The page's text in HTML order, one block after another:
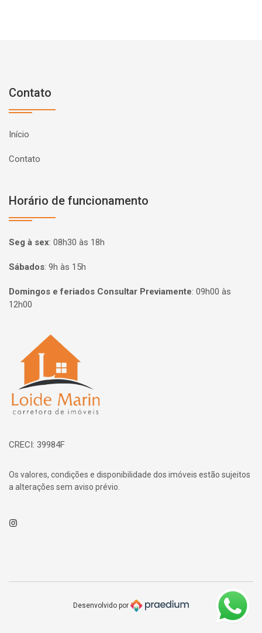
Contato
Início
Contato
Horário de funcionamento
Seg à sex: 08h30 às 18h
Sábados: 9h às 15h
Domingos e feriados Consultar Previamente: 09h00 às
12h00
Página inicial
CRECI: 39984F
Os valores, condições e disponibilidade dos imóveis estão sujeitos
a alterações sem aviso prévio.
Instagram
Desenvolvido por